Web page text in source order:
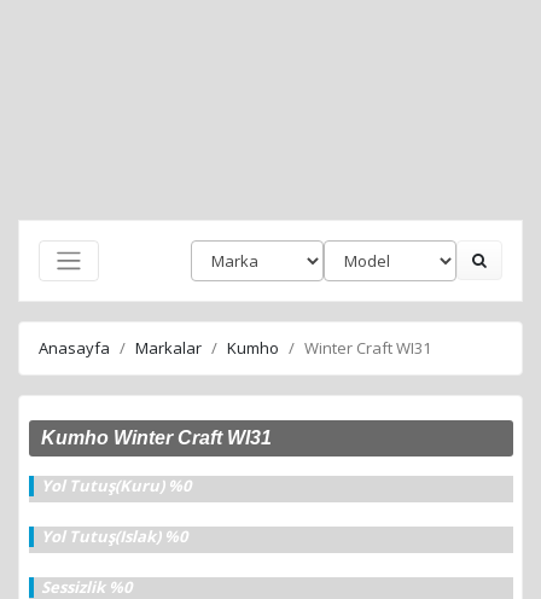
Anasayfa Markalar Kumho Winter Craft WI31
Kumho Winter Craft WI31
Yol Tutuş(Kuru) %0
Yol Tutuş(Islak) %0
Sessizlik %0